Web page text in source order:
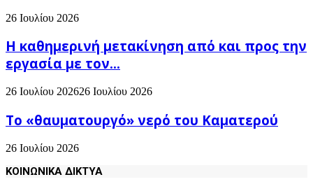
26 Ιουλίου 2026
H καθημερινή μετακίνηση από και προς την
εργασία με τον...
26 Ιουλίου 202626 Ιουλίου 2026
Το «θαυματουργό» νερό του Καματερού
26 Ιουλίου 2026
ΚΟΙΝΩΝΙΚΑ ΔΙΚΤΥΑ